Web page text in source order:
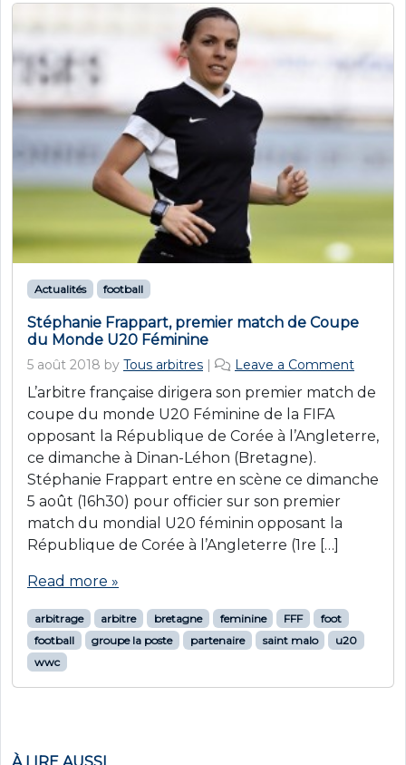
Actualités football
Stéphanie Frappart, premier match de Coupe
du Monde U20 Féminine
5 août 2018 by Tous arbitres | Leave a Comment
L’arbitre française dirigera son premier match de
coupe du monde U20 Féminine de la FIFA
opposant la République de Corée à l’Angleterre,
ce dimanche à Dinan-Léhon (Bretagne).
Stéphanie Frappart entre en scène ce dimanche
5 août (16h30) pour officier sur son premier
match du mondial U20 féminin opposant la
République de Corée à l’Angleterre (1re […]
Read more »
arbitrage arbitre bretagne feminine FFF
foot
football
groupe la poste partenaire saint malo
u20
wwc
À LIRE AUSSI